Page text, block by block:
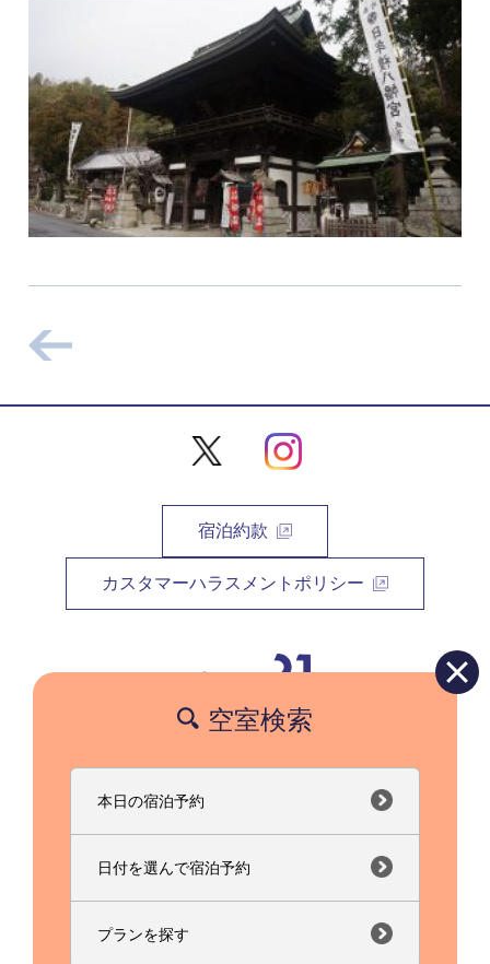
宿泊約款
カスタマーハラスメントポリシー
フリーダイヤル(携帯対応)：0120-21-9320
TEL：077-564-2121 FAX：077-564-8503
0120-21-9320
空室検索
本日の宿泊予約
日付を選んで宿泊予約
プランを探す